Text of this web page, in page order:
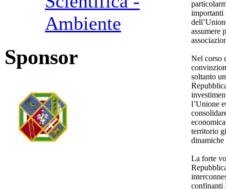
Ambiente
Sponsor
importanti
assumere
Nel corso
soltanto
l’Unione
territorio
dinamiche
La forte
confinanti